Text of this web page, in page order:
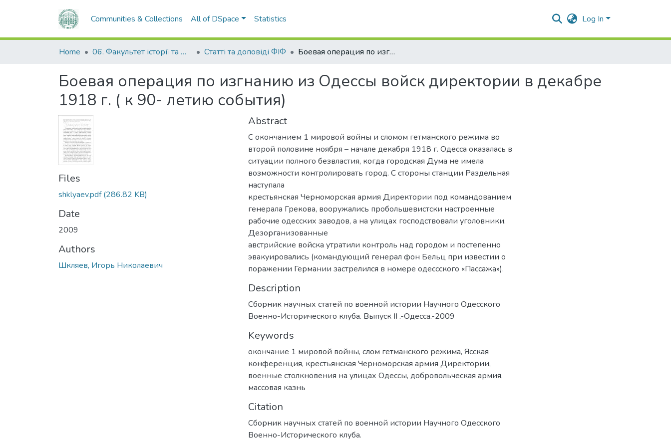
Communities & Collections All of DSpace Statistics Log In
Home 06. Факультет історії та філософії Статті та доповіді ФІФ Боевая операция по изгнанию из Одессы войск директории в декабре 1918 г. ( к 90- летию события)
Боевая операция по изгнанию из Одессы войск директории в декабре
1918 г. ( к 90- летию события)
Files
shklyaev.pdf(286.82 KB)
Date
2009
Authors
Шкляев, Игорь Николаевич
Abstract
С окончанием 1 мировой войны и сломом гетманского режима во
второй половине ноября – начале декабря 1918 г. Одесса оказалась в
ситуации полного безвластия, когда городская Дума не имела
возможности контролировать город. С стороны станции Раздельная
наступала
крестьянская Черноморская армия Директории под командованием
генерала Грекова, вооружались пробольшевистски настроенные
рабочие одесских заводов, а на улицах господствовали уголовники.
Дезорганизованные
австрийские войска утратили контроль над городом и постепенно
эвакуировались (командующий генерал фон Бельц при известии о
поражении Германии застрелился в номере одессского «Пассажа»).
Description
Сборник научных статей по военной истории Научного Одесского
Военно-Исторического клуба. Выпуск II .-Одесса.-2009
Keywords
окончание 1 мировой войны, слом гетманского режима, Ясская
конференция, крестьянская Черноморская армия Директории,
военные столкновения на улицах Одессы, добровольческая армия,
массовая казнь
Citation
Сборник научных статей по военной истории Научного Одесского
Военно-Исторического клуба.